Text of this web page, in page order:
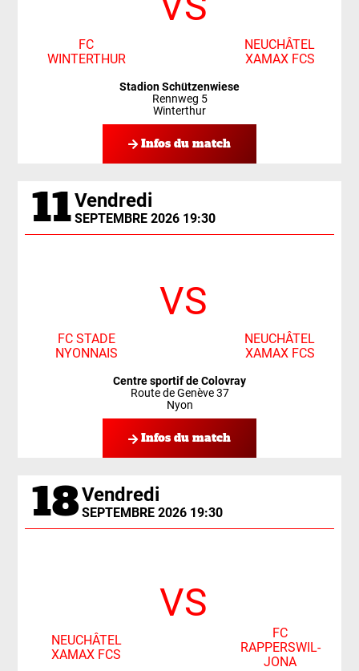
FC
WINTERTHUR
NEUCHÂTEL
XAMAX FCS
Stadion Schützenwiese
Rennweg 5
Winterthur
Infos du match
11Vendredi
SEPTEMBRE 2026 19:30
FC STADE
NYONNAIS
VS
NEUCHÂTEL
XAMAX FCS
Centre sportif de Colovray
Route de Genève 37
Nyon
Infos du match
18Vendredi
SEPTEMBRE 2026 19:30
NEUCHÂTEL
XAMAX FCS
VS
FC
RAPPERSWIL-
JONA